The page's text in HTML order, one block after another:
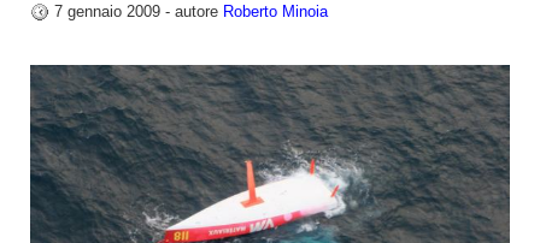
7 gennaio 2009 - autore Roberto Minoia